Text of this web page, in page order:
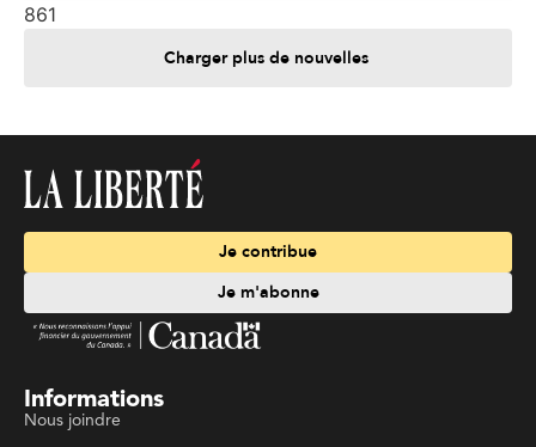
861
Charger plus de nouvelles
Je contribue
Je m'abonne
Informations
Nous joindre